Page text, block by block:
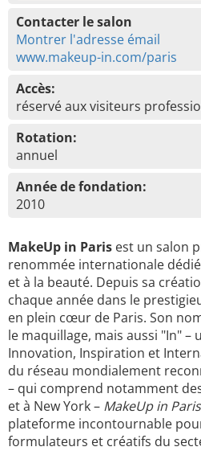
Contacter le salon
Montrer l'adresse émail
www.makeup-in.com/paris
Accès:
réservé aux visiteurs
Rotation:
annuel
Année de fondation:
2010
MakeUp in Paris est un salon
renommée internationale
et à la beauté. Depuis sa
chaque année dans le
en plein cœur de Paris. Son
le maquillage, mais aussi "In"
Innovation, Inspiration et
du réseau mondialement
– qui comprend notamment
et à New York – MakeUp in Paris
plateforme incontournable
formulateurs et créatifs du